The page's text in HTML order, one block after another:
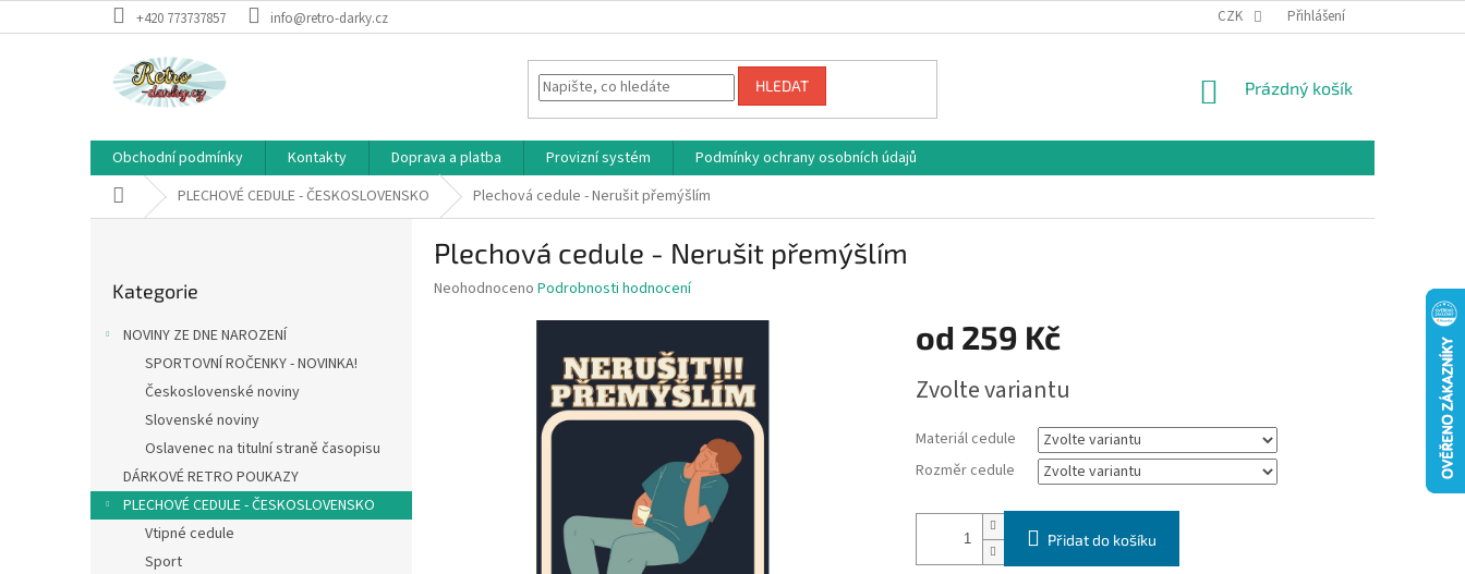
na
+420 773737857 info@retro-darky.cz CZK Přihlášení
HLEDAT
NÁKUPNÍ
Prázdný košík
Obchodní podmínky Kontakty Doprava a platba Provizní systém
Podmínky ochrany osobních údajů
Domů PLECHOVÉ CEDULE - ČESKOSLOVENSKO Plechová cedule - Nerušit přemýšlím
n
e
kategorie
Kategorie
NOVINY ZE DNE NAROZENÍ
SPORTOVNÍ ROČENKY - NOVINKA!
Československé noviny
Slovenské noviny
Oslavenec na titulní straně časopisu
DÁRKOVÉ RETRO POUKAZY
PLECHOVÉ CEDULE - ČESKOSLOVENSKO
Vtipné cedule
Sport
Plechová cedule - Nerušit přemýšlím
Průměrné
Neohodnoceno Podrobnosti hodnocení
od 259 Kč
cena:
Zvolte variantu
Materiál cedule
Rozměr cedule
Přidat do košíku